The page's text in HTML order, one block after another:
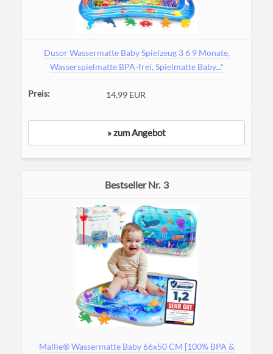
Dusor Wassermatte Baby Spielzeug 3 6 9 Monate,
Wasserspielmatte BPA-frei, Spielmatte Baby...*
14,99 EUR
» zum Angebot
3
Mallie® Wassermatte Baby 66x50 CM [100% BPA &